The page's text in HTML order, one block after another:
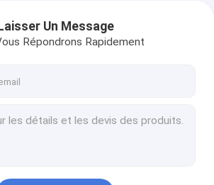
Asic
Miner
Laisser Un Message
Répondrons Rapidement